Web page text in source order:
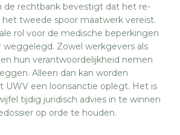
de rechtbank bevestigt dat het re-
tweede spoor maatwerk vereist.
rol voor de medische beperkingen
Zowel werkgevers als
hun verantwoordelijkheid nemen
Alleen dan kan worden
UWV een loonsanctie oplegt. Het is
tijdig juridisch advies in te winnen
op orde te houden.